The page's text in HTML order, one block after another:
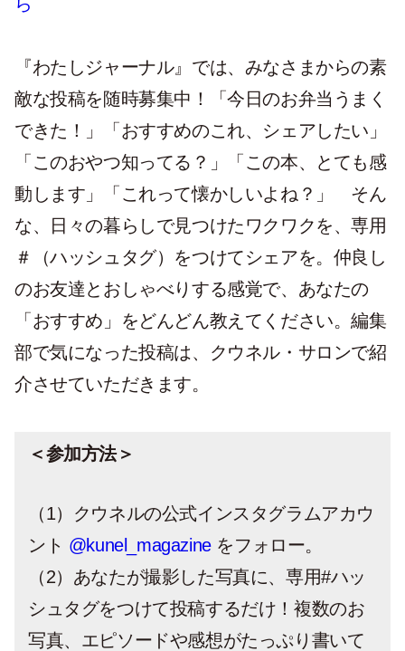
『わたしジャーナル』では、みなさまからの素
敵な投稿を随時募集中！「今日のお弁当うまく
できた！」「おすすめのこれ、シェアしたい」
「このおやつ知ってる？」「この本、とても感
動します」「これって懐かしいよね？」 そん
な、日々の暮らしで見つけたワクワクを、専用
＃（ハッシュタグ）をつけてシェアを。仲良し
のお友達とおしゃべりする感覚で、あなたの
「おすすめ」をどんどん教えてください。編集
部で気になった投稿は、クウネル・サロンで紹
介させていただきます。
＜参加方法＞
（1）クウネルの公式インスタグラムアカウ
ント @kunel_magazineをフォロー。
（2）あなたが撮影した写真に、専用#ハッ
シュタグをつけて投稿するだけ！複数のお
写真、エピソードや感想がたっぷり書いて